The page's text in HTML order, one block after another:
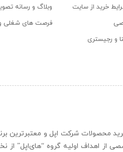
خرید از سایت
و رجیستری
وبلاگ و رسانه
فرصت های شغلی و
برای خرید محصولات شرکت اپل و
از اهداف اولیه گروه “های‌اپل” از